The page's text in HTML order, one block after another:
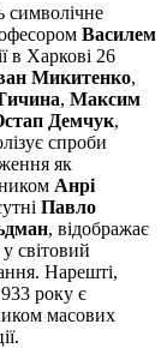
символічне
Василем
в Харкові 26
Микитенко,
, Максим
Демчук,
спроби
як
Анрі
Павло
, відображає
світовий
Нарешті,
року є
масових